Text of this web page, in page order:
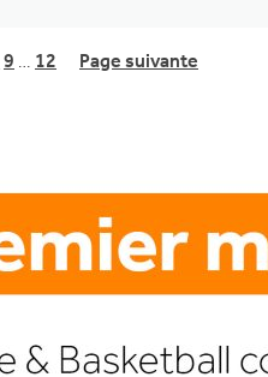
9 … 12 Page suivante